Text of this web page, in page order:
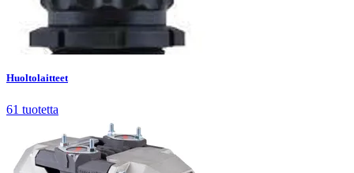
Huoltolaitteet61 tuotetta
Huoltolaitteet
61 tuotetta